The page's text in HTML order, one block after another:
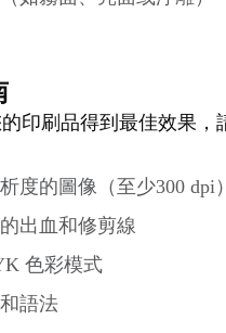
印刷品得到最佳效果，
度的圖像（至少300 dpi）
出血和修剪線
色彩模式
語法